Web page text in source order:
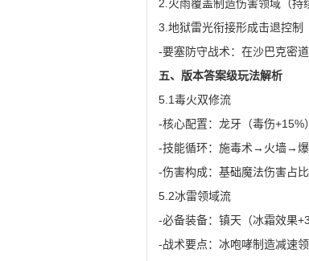
2.火雨覆盖制造伤害领域（持
3.地狱雷光衔接形成击退控制
-要塞防守战术：在沙巴克密
五、版本答案级玩法解析
5.1毒火双修流
-核心配置：龙牙（毒伤+15%
-技能循环：施毒术→火墙→爆
-伤害构成：基础魔法伤害占
5.2冰雷领域流
-必备装备：镇天（冰霜效果
-战术要点：冰咆哮制造减速